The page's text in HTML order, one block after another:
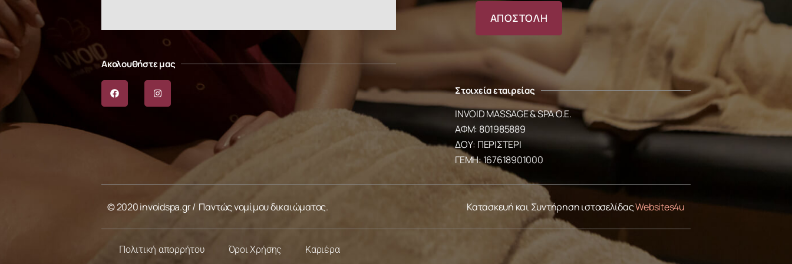
Ακολουθήστε μας
Στοιχεία εταιρείας
INVOID MASSAGE & SPA O.E.
ΑΦΜ: 801985889
ΔΟΥ: ΠΕΡΙΣΤΕΡΙ
ΓΕΜΗ: 167618901000
© 2020 invoidspa.gr / Παντώς νομίμου δικαιώματος. Κατασκευή και Συντήρηση ιστοσελίδαςWebsites4u
Πολιτική απορρήτου Όροι Χρήσης Καριέρα